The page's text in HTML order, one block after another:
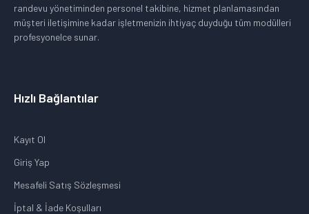
randevu yönetiminden personel takibine, hizmet planlamasından
müşteri iletişimine kadar işletmenizin ihtiyaç duyduğu tüm modülleri
profesyonelce sunar.
Hızlı Bağlantılar
Kayıt Ol
Giriş Yap
Mesafeli Satış Sözleşmesi
İptal & İade Koşulları